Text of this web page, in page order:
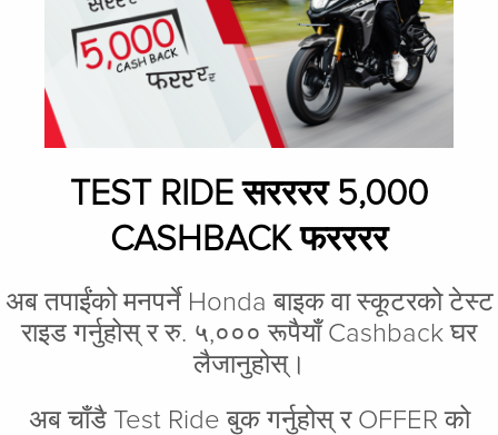
TEST RIDE सरररर 5,000
CASHBACK फरररर
अब तपाईंको मनपर्ने Honda बाइक वा स्कूटरको टेस्ट
राइड गर्नुहोस् र रु. ५,००० रूपैयाँ Cashback घर
लैजानुहोस्।
अब चाँडै Test Ride बुक गर्नुहोस् र OFFER को